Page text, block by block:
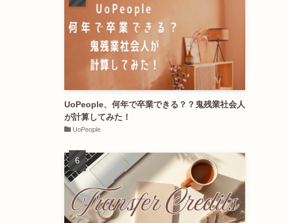
UoPeople、何年で卒業できる？？鬼残業社会人
が計算してみた！
UoPeople